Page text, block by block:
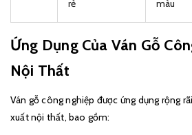
rẻ
màu
Ứng Dụng Của Ván Gỗ
Nội Thất
Ván gỗ công nghiệp được ứng dụng rộng
xuất nội thất, bao gồm: